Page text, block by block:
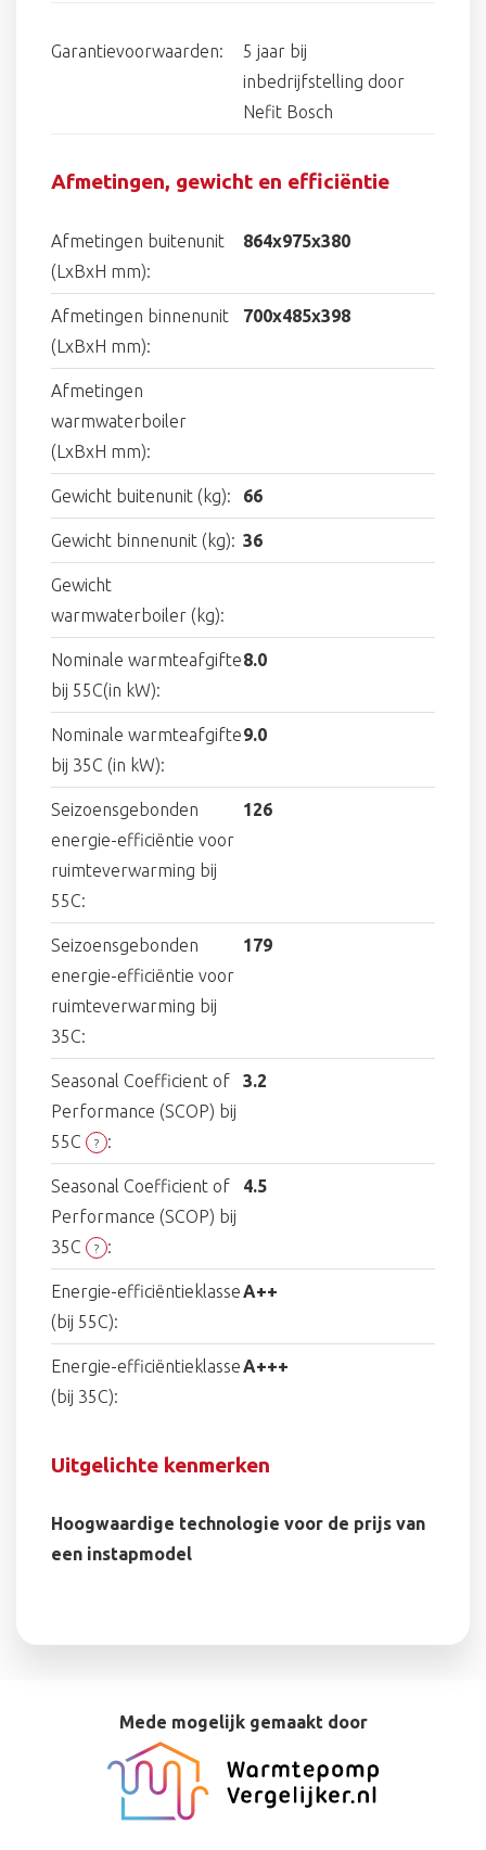
Garantievoorwaarden:
5 jaar bij
inbedrijfstelling door
Nefit Bosch
Afmetingen, gewicht en efficiëntie
Afmetingen buitenunit
(LxBxH mm):
864x975x380
Afmetingen binnenunit
(LxBxH mm):
700x485x398
Afmetingen
warmwaterboiler
(LxBxH mm):
Gewicht buitenunit (kg): 66
Gewicht binnenunit (kg): 36
Gewicht
warmwaterboiler (kg):
Nominale warmteafgifte
bij 55C(in kW):
8.0
Nominale warmteafgifte
bij 35C (in kW):
9.0
Seizoensgebonden
energie-efficiëntie voor
ruimteverwarming bij
55C:
126
Seizoensgebonden
energie-efficiëntie voor
ruimteverwarming bij
35C:
179
Seasonal Coefficient of
Performance (SCOP) bij
55C
? :
3.2
Seasonal Coefficient of
Performance (SCOP) bij
35C
? :
4.5
Energie-efficiëntieklasse
(bij 55C):
A++
Energie-efficiëntieklasse
(bij 35C):
A+++
Uitgelichte kenmerken
Hoogwaardige technologie voor de prijs van
een instapmodel
Mede mogelijk gemaakt door